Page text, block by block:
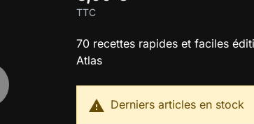
TTC
70 recettes rapides et faciles
Atlas
 Derniers articles en stock